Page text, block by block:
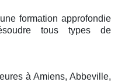
formation approfondie
tous types de
à Amiens, Abbeville,